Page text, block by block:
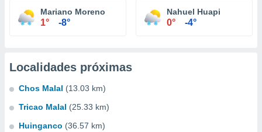
Mariano Moreno
1° -8°
Nahuel Huapi
0° -4°
Localidades próximas
Chos Malal (13.03 km)
Tricao Malal (25.33 km)
Huinganco (36.57 km)